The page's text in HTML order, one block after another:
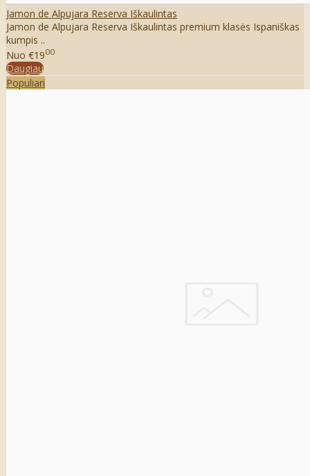
Jamon de Alpujara Reserva Iškaulintas
Jamon de Alpujara Reserva Iškaulintas premium klasės Ispaniškas
kumpis ..
Nuo €1900
Daugiau
Populiari